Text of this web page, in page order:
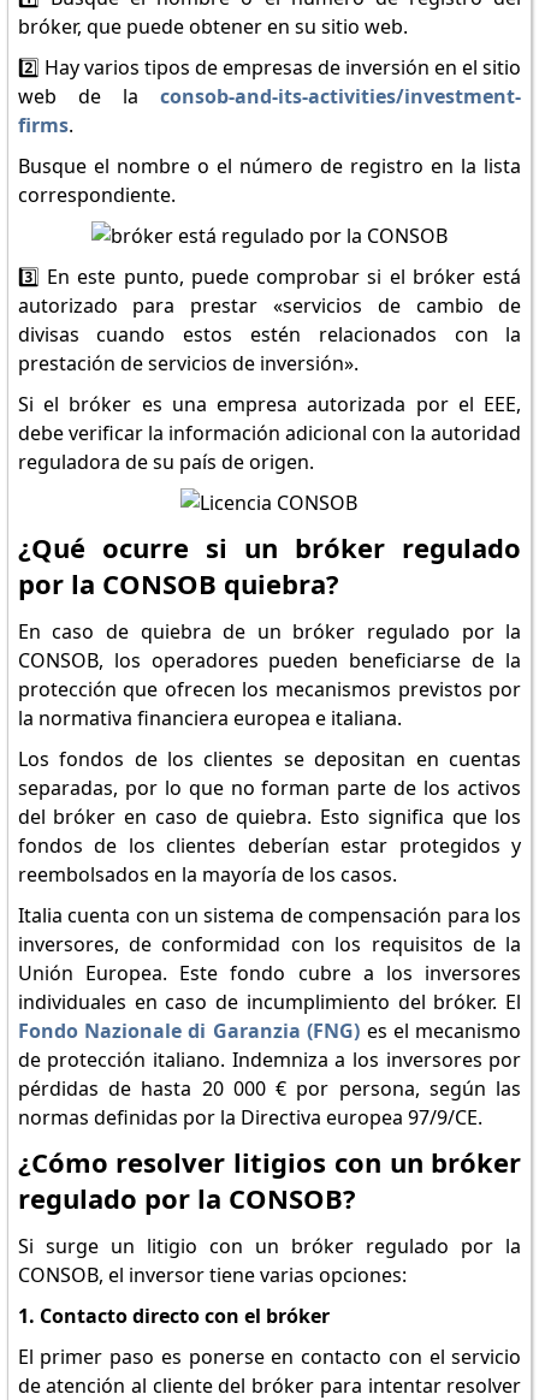
bróker, que puede obtener en su sitio web.
2️⃣ Hay varios tipos de empresas de inversión en el sitio
web de laconsob-and-its-activities/investment-
firms.
Busque el nombre o el número de registro en la lista
correspondiente.
3️⃣ En este punto, puede comprobar si el bróker está
autorizado para prestar «servicios de cambio de
divisas cuando estos estén relacionados con la
prestación de servicios de inversión».
Si el bróker es una empresa autorizada por el EEE,
debe verificar la información adicional con la autoridad
reguladora de su país de origen.
¿Qué ocurre si un bróker regulado
por la CONSOB quiebra?
En caso de quiebra de un bróker regulado por la
CONSOB, los operadores pueden beneficiarse de la
protección que ofrecen los mecanismos previstos por
la normativa financiera europea e italiana.
Los fondos de los clientes se depositan en cuentas
separadas, por lo que no forman parte de los activos
del bróker en caso de quiebra. Esto significa que los
fondos de los clientes deberían estar protegidos y
reembolsados en la mayoría de los casos.
Italia cuenta con un sistema de compensación para los
inversores, de conformidad con los requisitos de la
Unión Europea. Este fondo cubre a los inversores
individuales en caso de incumplimiento del bróker. El
Fondo Nazionale di Garanzia (FNG) es el mecanismo
de protección italiano. Indemniza a los inversores por
pérdidas de hasta 20 000 € por persona, según las
normas definidas por la Directiva europea 97/9/CE.
¿Cómo resolver litigios con un bróker
regulado por la CONSOB?
Si surge un litigio con un bróker regulado por la
CONSOB, el inversor tiene varias opciones:
1. Contacto directo con el bróker
El primer paso es ponerse en contacto con el servicio
de atención al cliente del bróker para intentar resolver